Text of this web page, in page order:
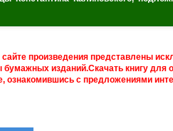
произведения представлены
изданий.Скачать книгу для
с предложениями